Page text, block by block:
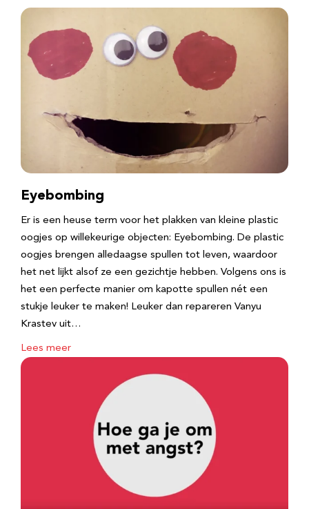
Eyebombing
Er is een heuse term voor het plakken van kleine plastic
oogjes op willekeurige objecten: Eyebombing. De plastic
oogjes brengen alledaagse spullen tot leven, waardoor
het net lijkt alsof ze een gezichtje hebben. Volgens ons is
het een perfecte manier om kapotte spullen nét een
stukje leuker te maken! Leuker dan repareren Vanyu
Krastev uit…
Lees meer